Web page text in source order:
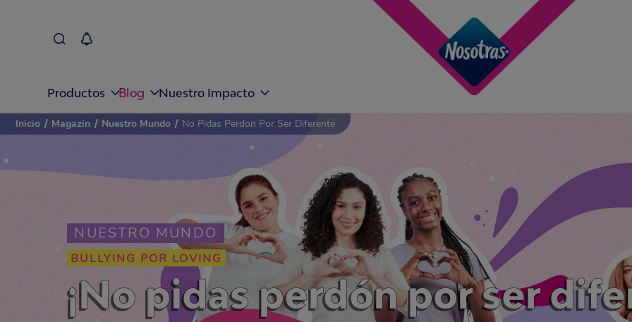
Productos Blog Nuestro Impacto
NUESTRO MUNDO
BULLYING POR LOVING
¡No pidas perdón por ser
Inicio / Magazin / Nuestro Mundo / No Pidas Perdon Por Ser Diferente